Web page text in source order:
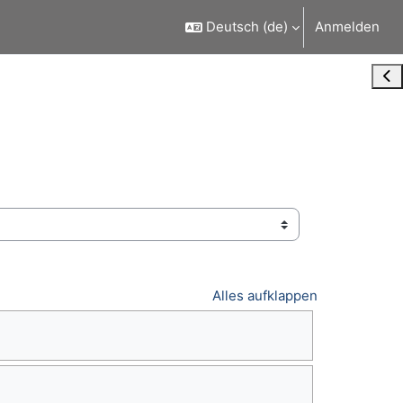
Deutsch ‎(de)‎ Anmelden
Alles aufklappen